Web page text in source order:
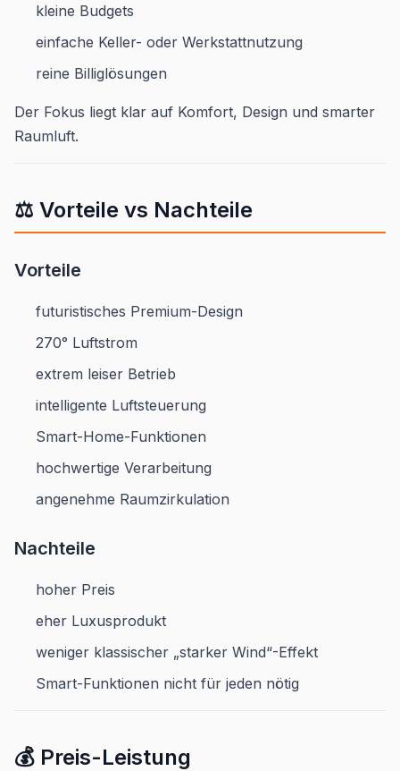
kleine Budgets
einfache Keller- oder Werkstattnutzung
reine Billiglösungen
Der Fokus liegt klar auf Komfort, Design und smarter
Raumluft.
⚖️ Vorteile vs Nachteile
Vorteile
futuristisches Premium-Design
270° Luftstrom
extrem leiser Betrieb
intelligente Luftsteuerung
Smart-Home-Funktionen
hochwertige Verarbeitung
angenehme Raumzirkulation
Nachteile
hoher Preis
eher Luxusprodukt
weniger klassischer „starker Wind“-Effekt
Smart-Funktionen nicht für jeden nötig
💰 Preis-Leistung